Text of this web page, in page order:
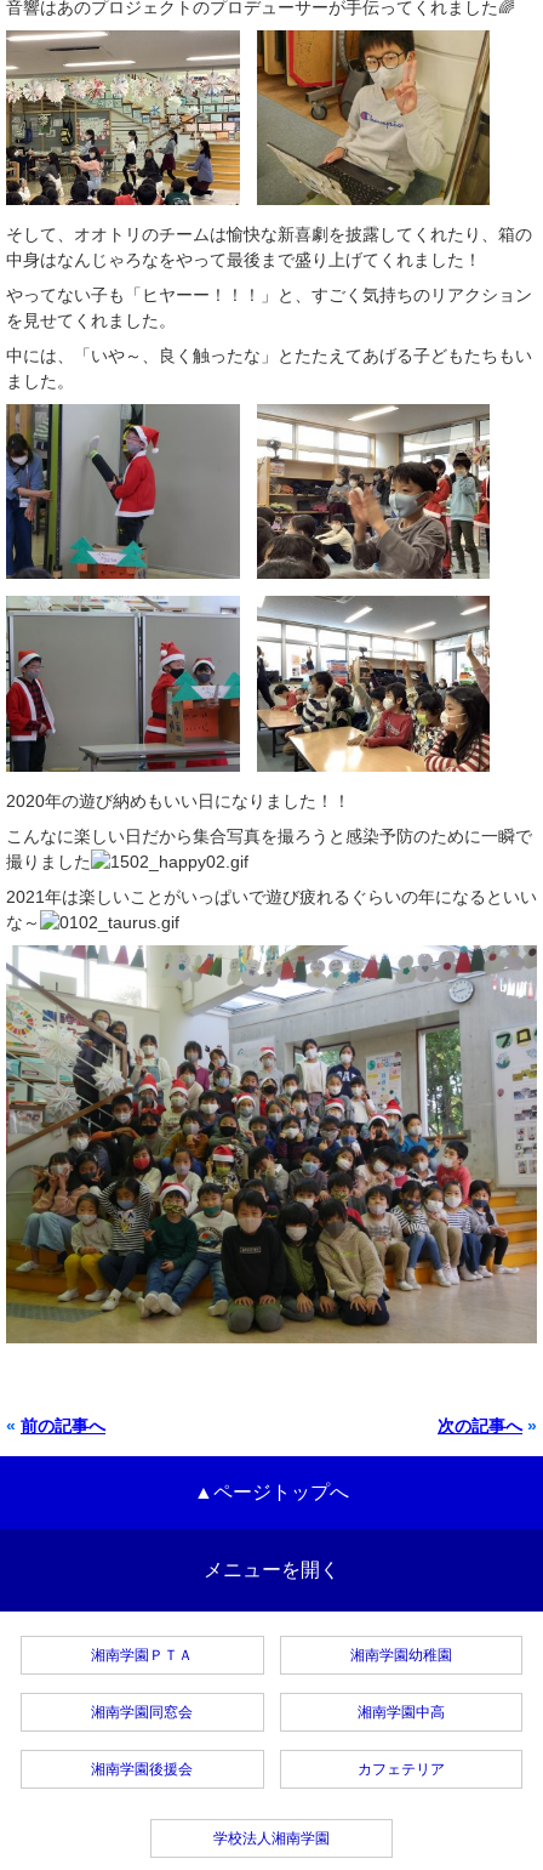
音響はあのプロジェクトのプロデューサーが手伝ってくれました🌈
そして、オオトリのチームは愉快な新喜劇を披露してくれたり、箱の
中身はなんじゃろなをやって最後まで盛り上げてくれました！
やってない子も「ヒヤーー！！！」と、すごく気持ちのリアクション
を見せてくれました。
中には、「いや～、良く触ったな」とたたえてあげる子どもたちもい
ました。
2020年の遊び納めもいい日になりました！！
こんなに楽しい日だから集合写真を撮ろうと感染予防のために一瞬で
撮りました
2021年は楽しいことがいっぱいで遊び疲れるぐらいの年になるといい
な～
« 前の記事へ 次の記事へ»
▲ページトップへ
メニューを開く
湘南学園ＰＴＡ
湘南学園同窓会
湘南学園後援会
湘南学園幼稚園
湘南学園中高
カフェテリア
学校法人湘南学園